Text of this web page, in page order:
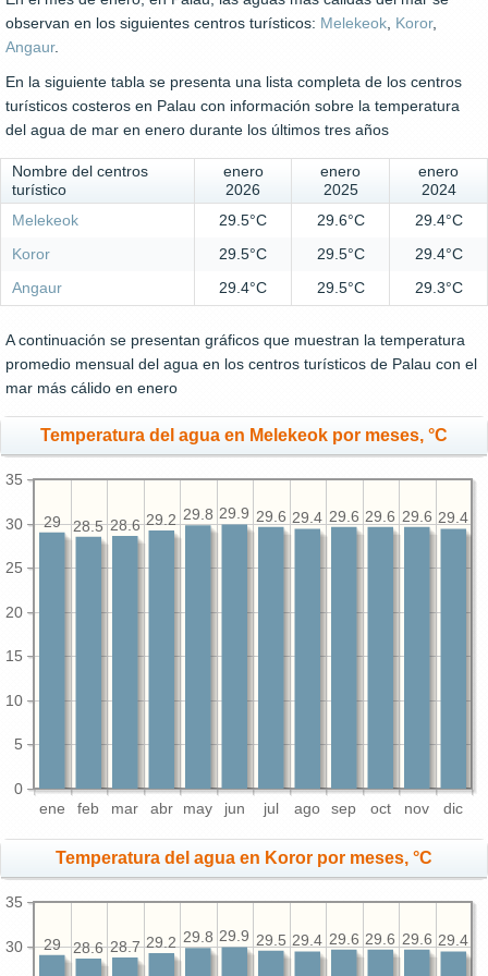
observan en los siguientes centros turísticos: Melekeok Koror,
Angaur.
En la siguiente tabla se presenta una lista completa de los centros
turísticos costeros en Palau con información sobre la temperatura
del agua de mar en enero durante los últimos tres años
Nombre del centros
turístico
enero
2026
enero
2025
enero
2024
Melekeok
29.5°C 29.6°C
29.4°C
Koror
29.5°C 29.5°C
29.4°C
Angaur
29.4°C 29.5°C 29.3°C
A continuación se presentan gráficos que muestran la temperatura
promedio mensual del agua en los centros turísticos de Palau con el
mar más cálido en enero
Temperatura del agua en Melekeok por meses, °C
ene feb mar abr may jun jul ago sep oct nov dic
0
5
10
15
20
25
30
35
29.4
29.6
29.6
29.6
29.4
29.6
29.9
29.8
29.2
28.6
28.5
29
Temperatura del agua en Koror por meses, °C
30
35
29.4
29.6
29.6
29.6
29.4
29.5
29.9
29.8
29.2
28.7
28.6
29